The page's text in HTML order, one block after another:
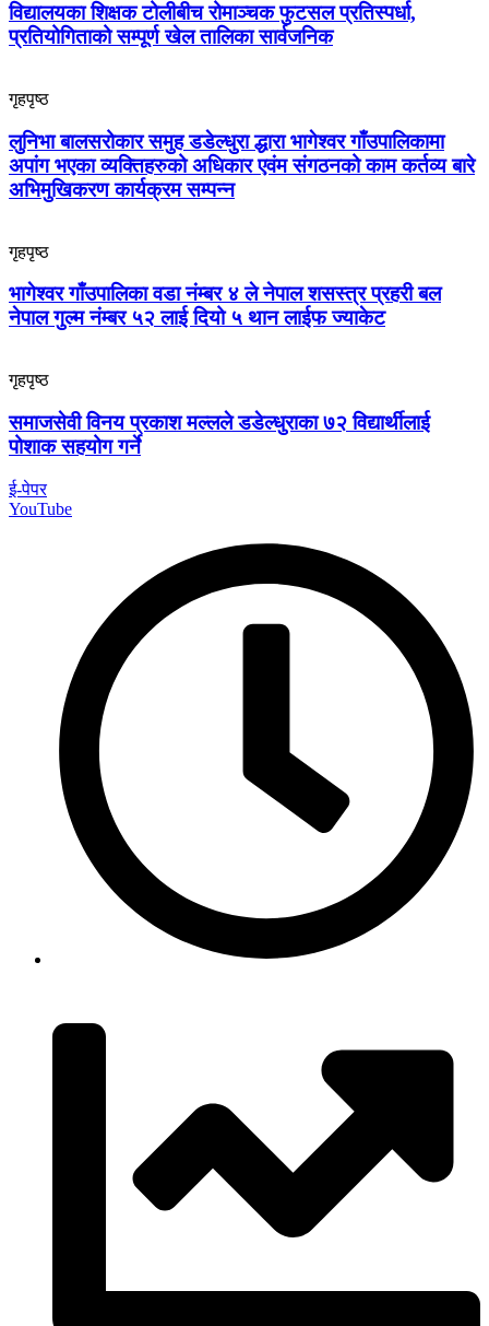
विद्यालयका शिक्षक टोलीबीच रोमाञ्चक फुटसल प्रतिस्पर्धा,
प्रतियोगिताको सम्पूर्ण खेल तालिका सार्वजनिक
गृहपृष्ठ
लुनिभा बालसरोकार समुह डडेल्धुरा द्धारा भागेश्वर गाँउपालिकामा
अपांग भएका व्यक्तिहरुको अधिकार एवंम संगठनको काम कर्तव्य बारे
अभिमुखिकरण कार्यक्रम सम्पन्न
गृहपृष्ठ
भागेश्वर गाँउपालिका वडा नंम्बर ४ ले नेपाल शसस्त्र प्रहरी बल
नेपाल गुल्म नंम्बर ५२ लाई दियो ५ थान लाईफ ज्याकेट
गृहपृष्ठ
समाजसेवी विनय प्रकाश मल्लले डडेल्धुराका ७२ विद्यार्थीलाई
पोशाक सहयोग गर्ने
ई-पेपर
YouTube